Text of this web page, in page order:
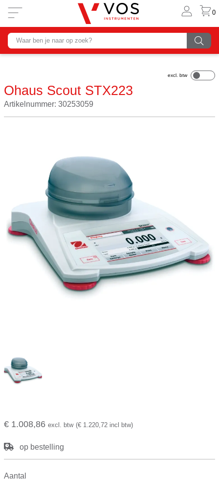
0
Ohaus Scout STX223
Artikelnummer: 30253059
€ 1.008,86 excl. btw (€ 1.220,72 incl btw)
op bestelling
Aantal